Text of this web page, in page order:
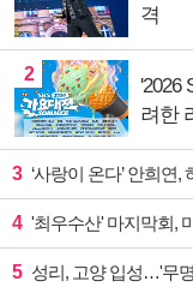
격
2
'2026
려한
3 ‘사랑이 온다’ 안희
4 '최우수산' 마지막회,
5 성리, 고양 입성…'무